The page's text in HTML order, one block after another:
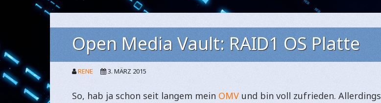
Open Media Vault: RAID1 OS Platte
RENE 3. MÄRZ 2015
So, hab ja schon seit langem mein OMV und bin voll zufrieden. Allerdings